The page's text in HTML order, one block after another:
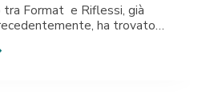
tra Format e Riflessi, già
ha trovato
Ristorante & Hotel di